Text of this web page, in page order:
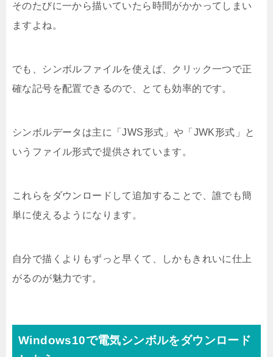
そのたびに一から描いていたら時間がかかってしまい
ますよね。
でも、シンボルファイルを使えば、クリック一つで正
確な記号を配置できるので、とても効率的です。
シンボルデータは主に「JWS形式」や「JWK形式」と
いうファイル形式で提供されています。
これらをダウンロードして追加することで、誰でも簡
単に使えるようになります。
自分で描くよりもずっと早くて、しかもきれいに仕上
がるのが魅力です。
Windows10で電気シンボルをダウンロード